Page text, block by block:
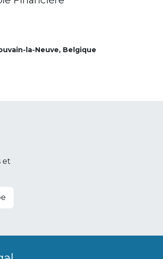
la-Neuve, Belgique
et